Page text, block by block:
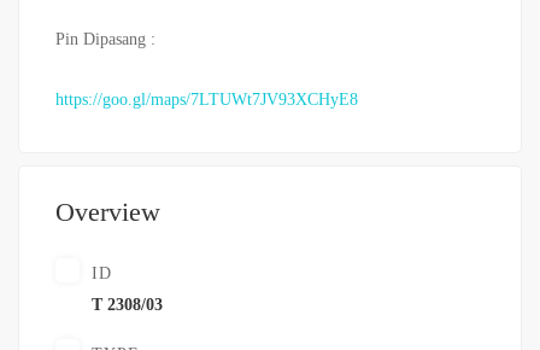
Pin Dipasang :
https://goo.gl/maps/7LTUWt7JV93XCHyE8
Overview
ID
T 2308/03